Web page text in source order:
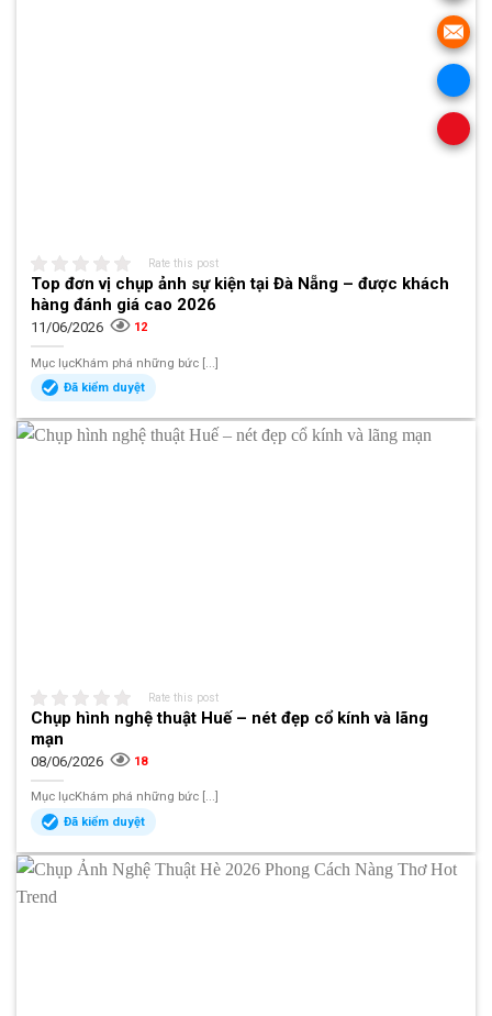
Rate this post
Top đơn vị chụp ảnh sự kiện tại Đà Nẵng – được khách
hàng đánh giá cao 2026
11/06/2026 12
Mục lụcKhám phá những bức [...]
Đã kiểm duyệt
Rate this post
Chụp hình nghệ thuật Huế – nét đẹp cổ kính và lãng
mạn
08/06/2026 18
Mục lụcKhám phá những bức [...]
Đã kiểm duyệt